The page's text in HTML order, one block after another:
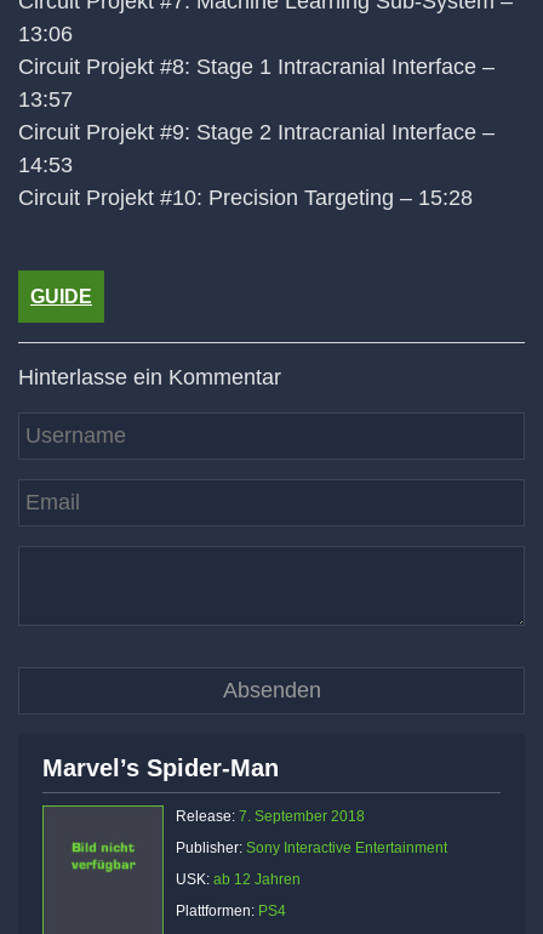
13:06
Circuit Projekt #8: Stage 1 Intracranial Interface –
13:57
Circuit Projekt #9: Stage 2 Intracranial Interface –
14:53
Circuit Projekt #10: Precision Targeting – 15:28
GUIDE
Hinterlasse ein Kommentar
Marvel’s Spider-Man
Release: 7. September 2018
Publisher: Sony Interactive Entertainment
USK: ab 12 Jahren
Plattformen: PS4